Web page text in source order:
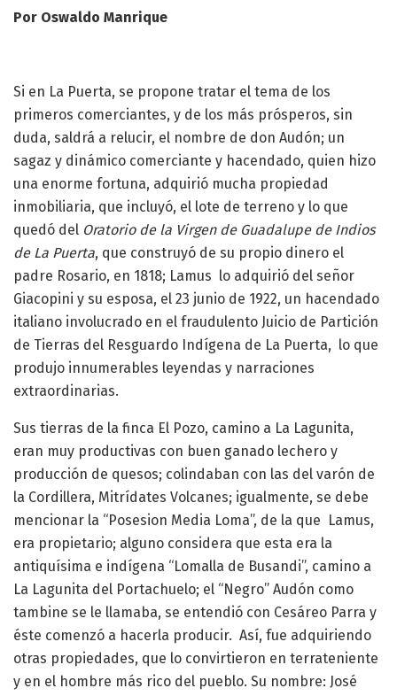
Por Oswaldo Manrique
Si en La Puerta, se propone tratar el tema de los
primeros comerciantes, y de los más prósperos, sin
duda, saldrá a relucir, el nombre de don Audón; un
sagaz y dinámico comerciante y hacendado, quien hizo
una enorme fortuna, adquirió mucha propiedad
inmobiliaria, que incluyó, el lote de terreno y lo que
quedó del Oratorio de la Virgen de Guadalupe de Indios
de La Puerta, que construyó de su propio dinero el
padre Rosario, en 1818; Lamus lo adquirió del señor
Giacopini y su esposa, el 23 junio de 1922, un hacendado
italiano involucrado en el fraudulento Juicio de Partición
de Tierras del Resguardo Indígena de La Puerta, lo que
produjo innumerables leyendas y narraciones
extraordinarias.
Sus tierras de la finca El Pozo, camino a La Lagunita,
eran muy productivas con buen ganado lechero y
producción de quesos; colindaban con las del varón de
la Cordillera, Mitrídates Volcanes; igualmente, se debe
mencionar la “Posesion Media Loma”, de la que Lamus,
era propietario; alguno considera que esta era la
antiquísima e indígena “Lomalla de Busandi”, camino a
La Lagunita del Portachuelo; el “Negro” Audón como
tambine se le llamaba, se entendió con Cesáreo Parra y
éste comenzó a hacerla producir. Así, fue adquiriendo
otras propiedades, que lo convirtieron en terrateniente
y en el hombre más rico del pueblo. Su nombre: José